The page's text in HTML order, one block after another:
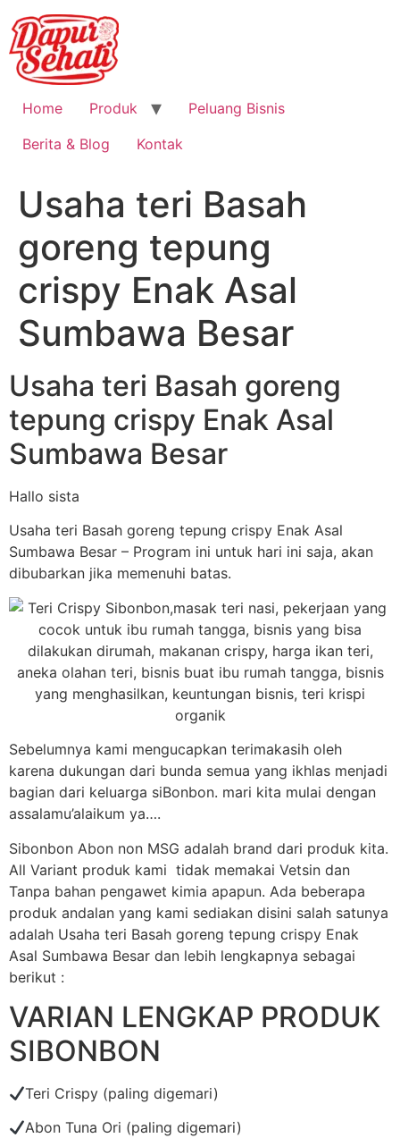
Home Produk
Peluang Bisnis
Berita & Blog
Kontak
Usaha teri Basah
goreng tepung
crispy Enak Asal
Sumbawa Besar
Usaha teri Basah goreng
tepung crispy Enak Asal
Sumbawa Besar
Hallo sista
Usaha teri Basah goreng tepung crispy Enak Asal
Sumbawa Besar – Program ini untuk hari ini saja, akan
dibubarkan jika memenuhi batas.
Sebelumnya kami mengucapkan terimakasih oleh
karena dukungan dari bunda semua yang ikhlas menjadi
bagian dari keluarga siBonbon. mari kita mulai dengan
assalamu’alaikum ya….
Sibonbon Abon non MSG adalah brand dari produk kita.
All Variant produk kami tidak memakai Vetsin dan
Tanpa bahan pengawet kimia apapun. Ada beberapa
produk andalan yang kami sediakan disini salah satunya
adalah Usaha teri Basah goreng tepung crispy Enak
Asal Sumbawa Besar dan lebih lengkapnya sebagai
berikut :
VARIAN LENGKAP PRODUK
SIBONBON
Teri Crispy (paling digemari)
Abon Tuna Ori (paling digemari)